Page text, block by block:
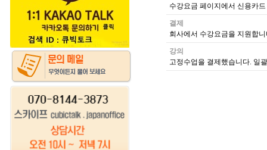
수강요금 페이지에서 신용카
결제
회사에서 수강요금을 지원합
강의
고정수업을 결제했습니다. 일